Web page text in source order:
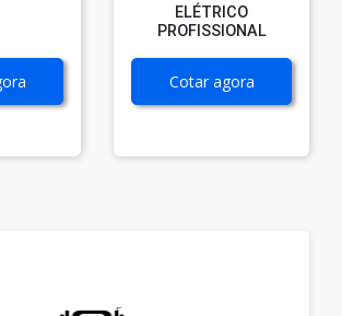
ELÉTRICO
PROFISSIONAL
Cotar agora